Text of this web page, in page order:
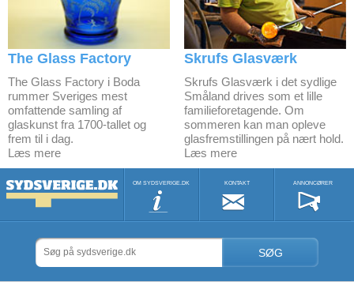
The Glass Factory
The Glass Factory i Boda
rummer Sveriges mest
omfattende samling af
glaskunst fra 1700-tallet og
frem til i dag.
Læs mere
Skrufs Glasværk
Skrufs Glasværk i det sydlige
Småland drives som et lille
familieforetagende. Om
sommeren kan man opleve
glasfremstillingen på nært hold.
Læs mere
OM SYDSVERIGE.DK KONTAKT ANNONCØRER
SØG